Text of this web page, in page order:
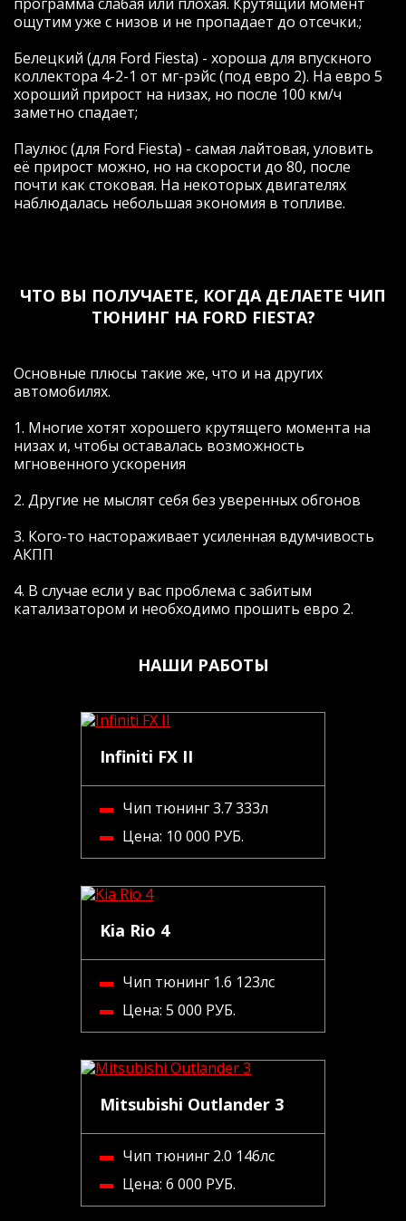
ощутим уже с низов и не пропадает до отсечки.;
Белецкий (для Ford Fiesta) - хороша для впускного
коллектора 4-2-1 от мг-рэйс (под евро 2). На евро 5
хороший прирост на низах, но после 100 км/ч
заметно спадает;
Паулюс (для Ford Fiesta) - самая лайтовая, уловить
её прирост можно, но на скорости до 80, после
почти как стоковая. На некоторых двигателях
наблюдалась небольшая экономия в топливе.
ЧТО ВЫ ПОЛУЧАЕТЕ, КОГДА ДЕЛАЕТЕ ЧИП
ТЮНИНГ НА FORD FIESTA?
Основные плюсы такие же, что и на других
автомобилях.
1. Многие хотят хорошего крутящего момента на
низах и, чтобы оставалась возможность
мгновенного ускорения
2. Другие не мыслят себя без уверенных обгонов
3. Кого-то настораживает усиленная вдумчивость
АКПП
4. В случае если у вас проблема с забитым
катализатором и необходимо прошить евро 2.
НАШИ РАБОТЫ
Infiniti FX II
Чип тюнинг 3.7 333л
Цена: 10 000 РУБ.
Kia Rio 4
Чип тюнинг 1.6 123лс
Цена: 5 000 РУБ.
Mitsubishi Outlander 3
Чип тюнинг 2.0 146лс
Цена: 6 000 РУБ.